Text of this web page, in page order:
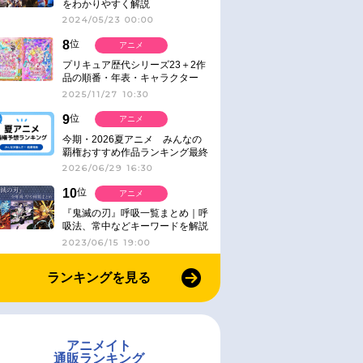
をわかりやすく解説
2024/05/23 00:00
8位
プリキュア歴代シリーズ23＋2作
品の順番・年表・キャラクター
【2025年版】
2025/11/27 10:30
アニメ
9位
今期・2026夏アニメ みんなの
覇権おすすめ作品ランキング最終
結果発表！
2026/06/29 16:30
アニメ
10位
『鬼滅の刃』呼吸一覧まとめ｜呼
吸法、常中などキーワードを解説
2023/06/15 19:00
アニメ
ランキングを見る
アニメイト
通販ランキング